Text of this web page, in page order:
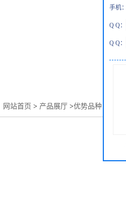
网站首页 > 产品展厅 >优势品种
手机：
Q Q：
Q Q：